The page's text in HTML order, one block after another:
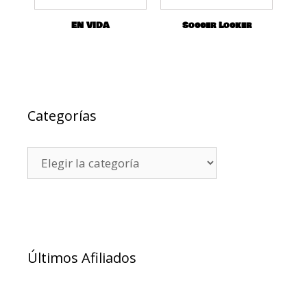
EN VIDA Soccer Locker
Categorías
Últimos Afiliados